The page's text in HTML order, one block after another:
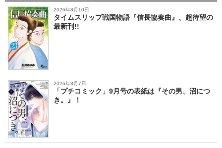
2026年8月10日
タイムスリップ戦国物語『信長協奏曲』、超待望の
最新刊!!
2026年8月7日
「プチコミック」9月号の表紙は『その男、沼につ
き。』！